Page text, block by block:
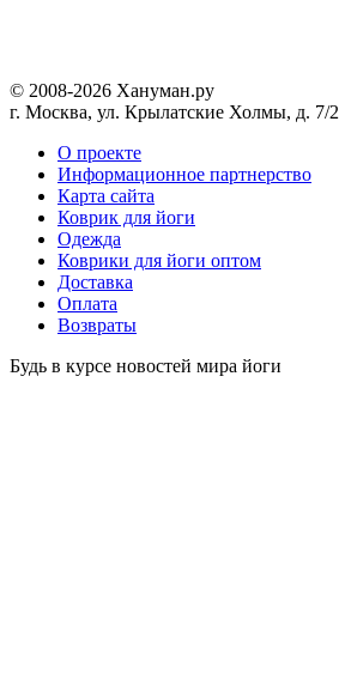
© 2008-2026 Хануман.ру
г. Москва, ул. Крылатские Холмы, д. 7/2
O проекте
Информационное партнерство
Карта сайта
Коврик для йоги
Одежда
Коврики для йоги оптом
Доставка
Оплата
Возвраты
Будь в курсе новостей мира йоги